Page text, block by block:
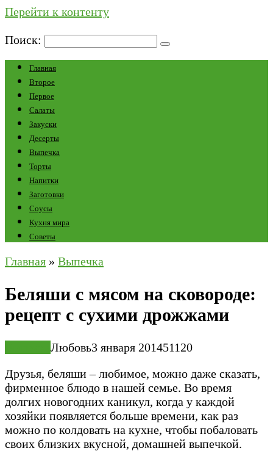
Перейти к контенту
Поиск:
Главная
Второе
Первое
Салаты
Закуски
Десерты
Выпечка
Торты
Напитки
Заготовки
Соусы
Кухня мира
Советы
Главная » Выпечка
Беляши с мясом на сковороде:
рецепт с сухими дрожжами
Любовь3 января 201451120
Друзья, беляши – любимое, можно даже сказать,
фирменное блюдо в нашей семье. Во время
долгих новогодних каникул, когда у каждой
хозяйки появляется больше времени, как раз
можно по колдовать на кухне, чтобы побаловать
своих близких вкусной, домашней выпечкой.